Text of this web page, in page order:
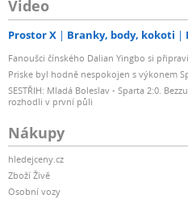
Video
Prostor X Branky, body, kokoti
Fanoušci čínského Dalian Yingbo si
Priske byl hodně nespokojen s výkonem
SESTŘIH: Mladá Boleslav - Sparta 2:0.
rozhodli v první půli
Nákupy
hledejceny.cz
Zboží Živě
Osobní vozy